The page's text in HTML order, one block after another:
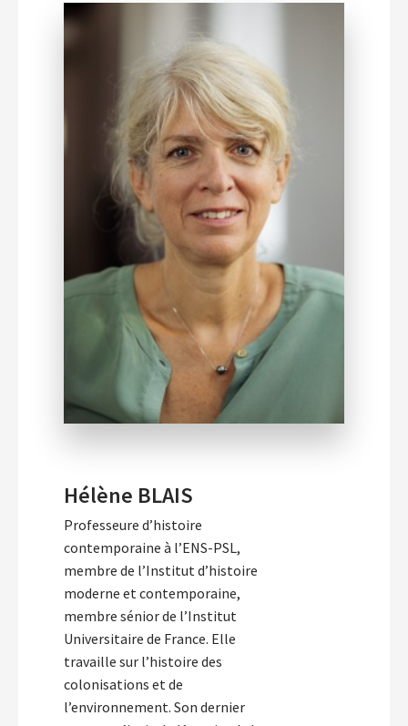
Hélène BLAIS
Professeure d’histoire
contemporaine à l’ENS-PSL,
membre de l’Institut d’histoire
moderne et contemporaine,
membre sénior de l’Institut
Universitaire de France. Elle
travaille sur l’histoire des
colonisations et de
l’environnement. Son dernier